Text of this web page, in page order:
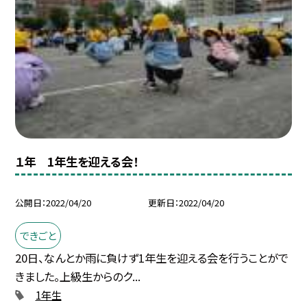
１年 1年生を迎える会！
公開日 2022/04/20 更新日 2022/04/20
できごと
20日、なんとか雨に負けず1年生を迎える会を行うことがで
きました。上級生からのク...
1年生